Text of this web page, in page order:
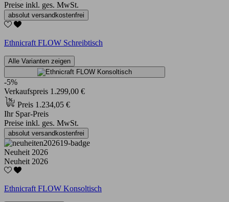
Preise inkl. ges. MwSt.
absolut versandkostenfrei
Ethnicraft FLOW Schreibtisch
Alle Varianten zeigen
-5%
Verkaufspreis 1.299,00 €
Preis 1.234,05 €
Ihr Spar-Preis
Preise inkl. ges. MwSt.
absolut versandkostenfrei
Neuheit 2026
Neuheit 2026
Ethnicraft FLOW Konsoltisch